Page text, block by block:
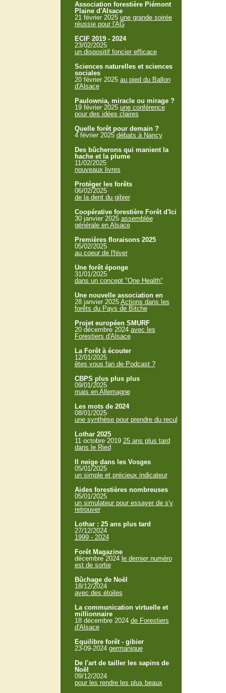
Association forestière Piémont
Plaine d'Alsace
21 février 2025 une grande soirée
réussie pour l'AG
ECIF 2019 - 2024
23/02/2025
un dispositif foncier efficace
Sciences naturelles et sciences
sociales
20 février 2025 au pied du Ballon
d'Alsace
Paulownia, miracle ou mirage ?
19 février 2025 une conférence
pour des idées claires
Quelle forêt pour demain ?
4 février 2025 débats à Nancy
Des bûcherons qui manient la
hache et la plume
11/02/2025
nouveaux livres
Protéger les forêts
06/02/2025
de la dent du gibier
Coopérative forestière Forêt d'Ici
30 janvier 2025 assemblée
générale en Alsace
Premières floraisons 2025
05/02/2025
au coeur de l'hiver
Une forêt éponge
31/01/2025
dans un concept "One Health"
Une nouvelle association en
28 janvier 2025 Actions dans les
forêts du Pays de Bitche
Projet européen SMURF
20 décembre 2024 avec les
Forestiers d'Alsace
La Forêt à écouter
12/01/2025
êtes vous fan de Podcast ?
CBPS plus plus plus
09/01/2025
mais en Allemagne
Les mots de 2024
08/01/2025
une synthèse pour prendre du recul
Lothar 2025
11 octobre 2019 25 ans plus tard
dans le Ried
Il neige dans les Vosges
05/01/2025
un simple et précieux indicateur
Aides forestières nombreuses
05/01/2025
un simulateur pour essayer de s'y
retrouver
Lothar : 25 ans plus tard
27/12/2024
1999 - 2024
Forêt Magazine
décembre 2024 le dernier numéro
est de sortie
Bûchage de Noël
18/12/2024
avec des étoiles
La communication virtuelle et
millionnaire
18 décembre 2024 de Forestiers
d'Alsace
Equilibre forêt - gibier
23-09-2024 germanique
De l'art de tailler les sapins de
Noël
09/12/2024
pour les rendre les plus beaux